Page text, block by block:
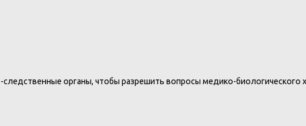
органы, чтобы разрешить вопросы медико-биологического